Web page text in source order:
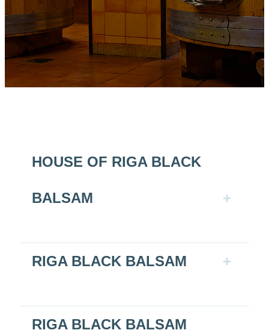
HOUSE OF RIGA BLACK
BALSAM
RIGA BLACK BALSAM
RIGA BLACK BALSAM